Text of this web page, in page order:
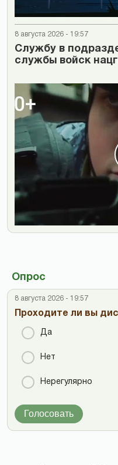
8 августа 2026 - 19:57
Cлужбу в
службы войск
Опрос
8 августа 2026 - 19:57
Проходите ли вы
Да
Нет
Нерегулярно
Голосовать